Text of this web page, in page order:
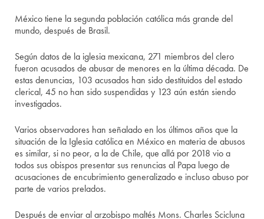
México tiene la segunda población católica más grande del
mundo, después de Brasil.
Según datos de la iglesia mexicana, 271 miembros del clero
fueron acusados ​​de abusar de menores en la última década. De
estas denuncias, 103 acusados han sido destituidos del estado
clerical, 45 no han sido suspendidas y 123 aún están siendo
investigados.
Varios observadores han señalado en los últimos años que la
situación de la Iglesia católica en México en materia de abusos
es similar, si no peor, a la de Chile, que allá por 2018 vio a
todos sus obispos presentar sus renuncias al Papa luego de
acusaciones de encubrimiento generalizado e incluso abuso por
parte de varios prelados.
Después de enviar al arzobispo maltés Mons. Charles Scicluna